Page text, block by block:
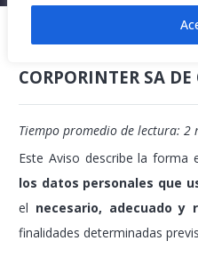
Aviso de
CORPORINTER SA DE
Tiempo promedio de lectura: 2
Este Aviso describe la forma
los datos personales que
el necesario, adecuado y
finalidades determinadas